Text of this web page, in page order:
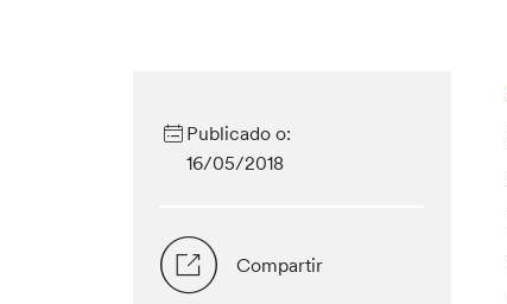
Publicado o:
16/05/2018
Compartir